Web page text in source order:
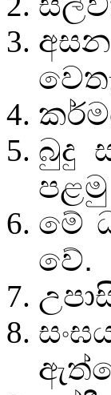
බුදු
මේ
වේ.